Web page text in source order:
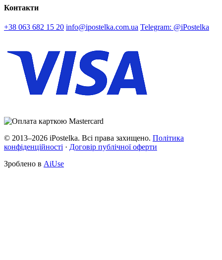
Контакти
+38 063 682 15 20 info@ipostelka.com.ua Telegram: @iPostelka
© 2013–2026 iPostelka. Всі права захищено. Політика
конфіденційності · Договір публічної оферти
Зроблено в AiUse